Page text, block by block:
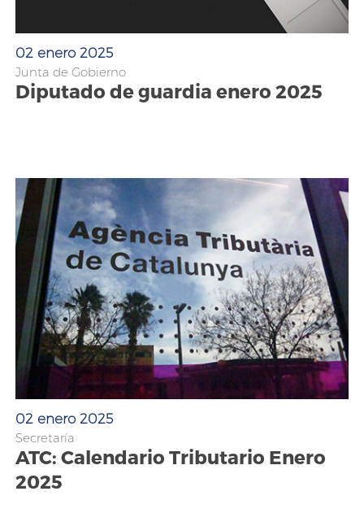
02 enero 2025
Junta de Gobierno
Diputado de guardia enero 2025
02 enero 2025
Secretaría
ATC: Calendario Tributario Enero
2025